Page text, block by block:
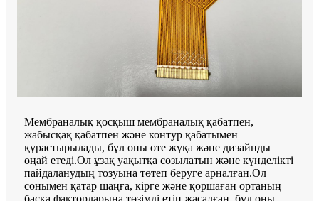
Мембраналық қосқыш мембраналық қабатпен,
жабысқақ қабатпен және контур қабатымен
құрастырылады, бұл оны өте жұқа және дизайнды
оңай етеді.Ол ұзақ уақытқа созылатын және күнделікті
пайдаланудың тозуына төтеп беруге арналған.Ол
сонымен қатар шаңға, кірге және қоршаған ортаның
басқа факторларына төзімді етіп жасалған, бұл оны